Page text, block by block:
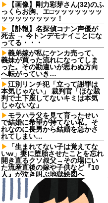
【画像】剛力彩芽さん(32)のふ
っくらお胸、エ□ッッッッッッッ
ッッッッッッッッ！
【訃報】名探偵コナン声優が
死去 → 今トンデモナイことにな
ってる・・・
義弟嫁が私にケンカ売って、
義妹が買った流れになってしま
った。その勘違いが思わぬ方向
へ転がっていき…
江別リンチ犯「立って謝罪は
本気じゃない」 裁判官「ほな裁
判で土下座してないキミは本気
じゃないな」
モラハラ父を見て育ったせい
で結婚に希望が持てない私。そ
れなのに長男から結婚を急かさ
れてしまい…
「生まれてない子は覚えてな
いw」妻に堕胎させたことを忘れ
開き直るクソ叔父→その場にい
た流産直後の嫁や子供など『10
人』が泣き叫ぶ地獄絵図へ
【ほの暮しの庭】何も起こる
わけがないスローライフ【カル
ロ・ピノ】[2026.08.08]